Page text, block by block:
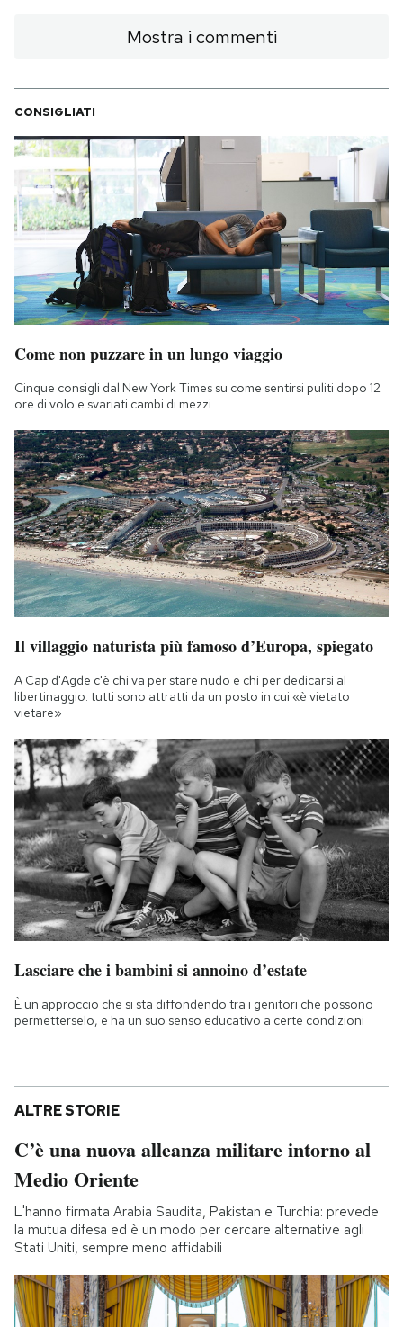
Mostra i commenti
CONSIGLIATI
Come non puzzare in un lungo viaggio
Cinque consigli dal New York Times su come sentirsi puliti dopo 12
ore di volo e svariati cambi di mezzi
Il villaggio naturista più famoso d’Europa, spiegato
A Cap d'Agde c'è chi va per stare nudo e chi per dedicarsi al
libertinaggio: tutti sono attratti da un posto in cui «è vietato
vietare»
Lasciare che i bambini si annoino d’estate
È un approccio che si sta diffondendo tra i genitori che possono
permetterselo, e ha un suo senso educativo a certe condizioni
ALTRE STORIE
C’è una nuova alleanza militare intorno al
Medio Oriente
L'hanno firmata Arabia Saudita, Pakistan e Turchia: prevede
la mutua difesa ed è un modo per cercare alternative agli
Stati Uniti, sempre meno affidabili